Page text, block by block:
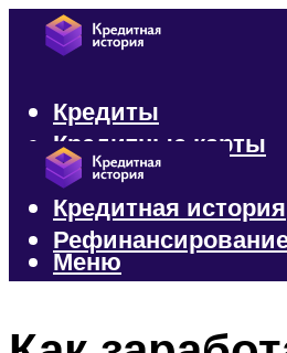
Кредиты
Кредитные карты
Микрозаймы
Кредитная история
Меню